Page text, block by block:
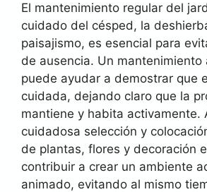
El mantenimiento regular del
cuidado del césped, la
paisajismo, es esencial para
de ausencia. Un mantenimiento
puede ayudar a demostrar que
cuidada, dejando claro que la
mantiene y habita activamente.
cuidadosa selección y
de plantas, flores y decoración
contribuir a crear un ambiente
animado, evitando al mismo